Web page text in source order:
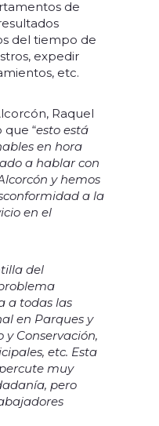
de
del tiempo de
expedir
etc.
Raquel
que “esto está
en hora
a hablar con
y hemos
a la
en el
del
a todas las
en Parques y
Conservación,
etc. Esta
muy
pero